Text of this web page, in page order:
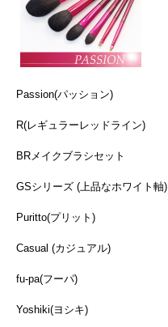
Passion(パッション)
R(レギュラーレッドライン)
BRメイクブラシセット
GSシリーズ (上品なホワイト軸)
Puritto(プリット)
Casual (カジュアル)
fu-pa(フーパ)
Yoshiki(ヨシキ)